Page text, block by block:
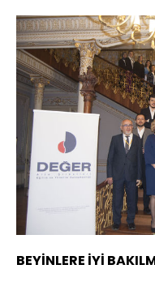
BEYİNLERE İYİ